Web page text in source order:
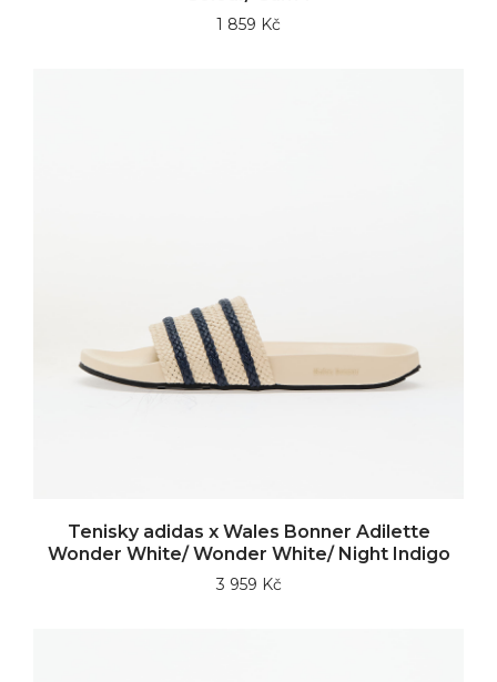
1 859 Kč
Tenisky adidas x Wales Bonner Adilette
Wonder White/ Wonder White/ Night Indigo
3 959 Kč